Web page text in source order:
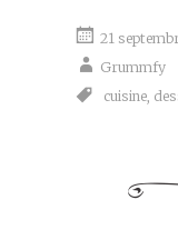
21
Grummfy
cuisine,